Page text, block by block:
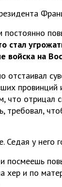
стал
войска на
отстаивал
что отрицал
требовал,
Седая у него
посмеешь
хер и по